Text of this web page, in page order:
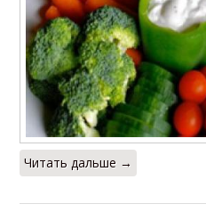
Читать дальше →